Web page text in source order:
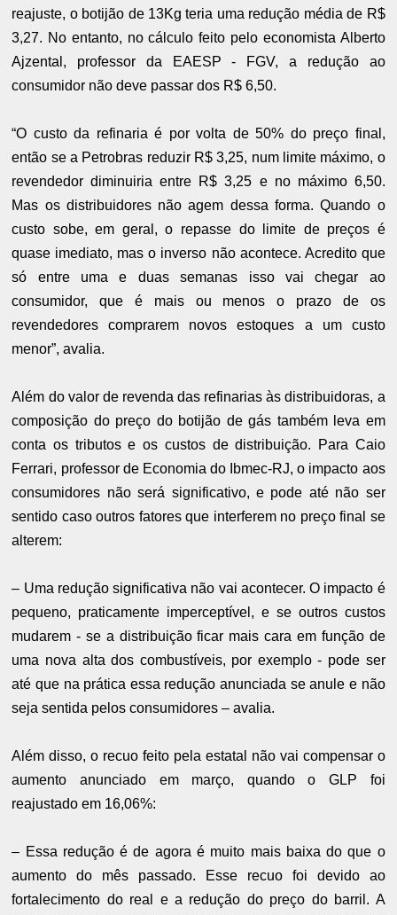
reajuste, o botijão de 13Kg teria uma redução média de R$
3,27. No entanto, no cálculo feito pelo economista Alberto
Ajzental, professor da EAESP - FGV, a redução ao
consumidor não deve passar dos R$ 6,50.
“O custo da refinaria é por volta de 50% do preço final,
então se a Petrobras reduzir R$ 3,25, num limite máximo, o
revendedor diminuiria entre R$ 3,25 e no máximo 6,50.
Mas os distribuidores não agem dessa forma. Quando o
custo sobe, em geral, o repasse do limite de preços é
quase imediato, mas o inverso não acontece. Acredito que
só entre uma e duas semanas isso vai chegar ao
consumidor, que é mais ou menos o prazo de os
revendedores comprarem novos estoques a um custo
menor”, avalia.
Além do valor de revenda das refinarias às distribuidoras, a
composição do preço do botijão de gás também leva em
conta os tributos e os custos de distribuição. Para Caio
Ferrari, professor de Economia do Ibmec-RJ, o impacto aos
consumidores não será significativo, e pode até não ser
sentido caso outros fatores que interferem no preço final se
alterem:
– Uma redução significativa não vai acontecer. O impacto é
pequeno, praticamente imperceptível, e se outros custos
mudarem - se a distribuição ficar mais cara em função de
uma nova alta dos combustíveis, por exemplo - pode ser
até que na prática essa redução anunciada se anule e não
seja sentida pelos consumidores – avalia.
Além disso, o recuo feito pela estatal não vai compensar o
aumento anunciado em março, quando o GLP foi
reajustado em 16,06%:
– Essa redução é de agora é muito mais baixa do que o
aumento do mês passado. Esse recuo foi devido ao
fortalecimento do real e a redução do preço do barril. A